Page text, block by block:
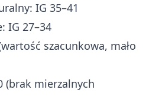
IG 35–41
IG 27–34
szacunkowa, mało
(brak mierzalnych